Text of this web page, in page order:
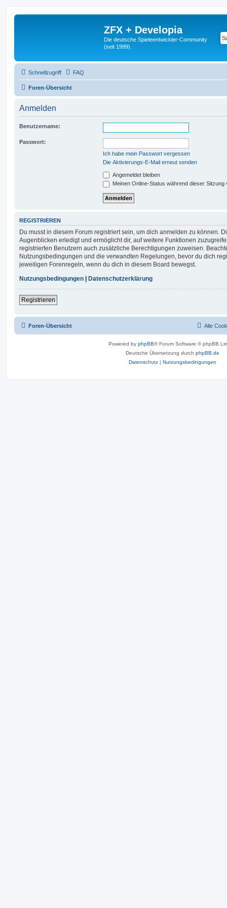
ZFX + Developia
Die deutsche Spieleentwickler-Community
(seit 1999).
Schnellzugriff FAQ
Foren-Übersicht
Anmelden
Benutzername:
Passwort:
Ich habe mein Passwort vergessen
Die Aktivierungs-E-Mail erneut senden
Angemeldet bleiben
Meinen Online-Status während dieser Sitzung
REGISTRIEREN
Du musst in diesem Forum registriert sein, um dich anmelden zu können.
Augenblicken erledigt und ermöglicht dir, auf weitere Funktionen
registrierten Benutzern auch zusätzliche Berechtigungen zuweisen.
Nutzungsbedingungen und die verwandten Regelungen, bevor du dich
jeweiligen Forenregeln, wenn du dich in diesem Board bewegst.
Nutzungsbedingungen
Datenschutzerklärung
Registrieren
Foren-Übersicht Alle
Powered by phpBB® Forum Software © phpBB
Deutsche Übersetzung durch phpBB.de
Datenschutz | Nutzungsbedingungen